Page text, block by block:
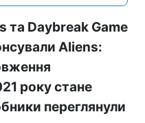
та Daybreak Game
Aliens:
року стане
переглянули